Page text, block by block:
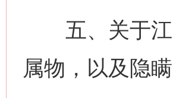
五、关于江
属物，以及隐